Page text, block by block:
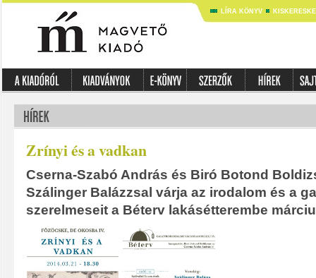
LÍRA KÖNYV
Zrínyi és a vadkan
Cserna-Szabó András és Biró Botond
Szálinger Balázzsal várja az irodalom és a
szerelmeseit a Béterv lakásétterembe